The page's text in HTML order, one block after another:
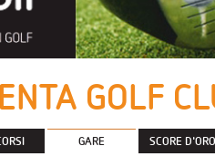
GOLF
GARE SCORE D'ORO